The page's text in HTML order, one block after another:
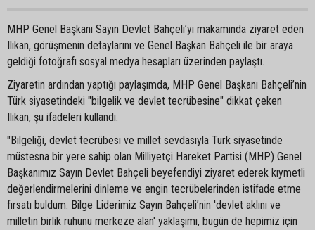
MHP Genel Başkanı Sayın Devlet Bahçeli’yi makamında ziyaret eden
Ilıkan, görüşmenin detaylarını ve Genel Başkan Bahçeli ile bir araya
geldiği fotoğrafı sosyal medya hesapları üzerinden paylaştı.
Ziyaretin ardından yaptığı paylaşımda, MHP Genel Başkanı Bahçeli’nin
Türk siyasetindeki "bilgelik ve devlet tecrübesine" dikkat çeken
Ilıkan, şu ifadeleri kullandı:
"Bilgeliği, devlet tecrübesi ve millet sevdasıyla Türk siyasetinde
müstesna bir yere sahip olan Milliyetçi Hareket Partisi (MHP) Genel
Başkanımız Sayın Devlet Bahçeli beyefendiyi ziyaret ederek kıymetli
değerlendirmelerini dinleme ve engin tecrübelerinden istifade etme
fırsatı buldum. Bilge Liderimiz Sayın Bahçeli’nin 'devlet aklını ve
milletin birlik ruhunu merkeze alan' yaklaşımı, bugün de hepimiz için